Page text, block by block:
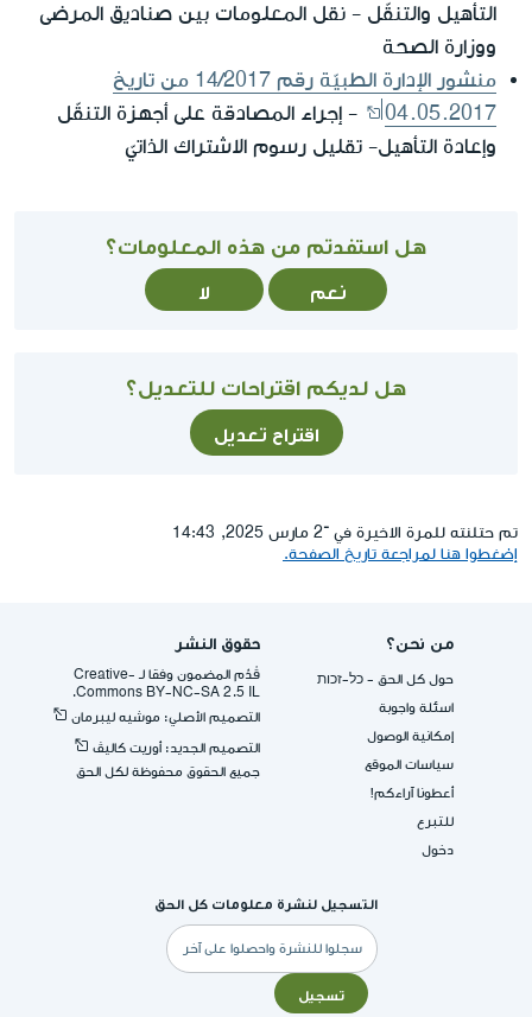
التأهيل والتنقّل - نقل المعلومات بين صناديق المرضى
ووزارة الصحة
منشور الإدارة الطبيّة رقم 14/2017 من تاريخ
04.05.2017
- إجراء المصادقة على أجهزة التنقّل
وإعادة التأهيل- تقليل رسوم الاشتراك الذاتيّ
هل استفدتم من هذه المعلومات؟
نعم لا
هل لديكم اقتراحات للتعديل؟
اقتراح تعديل
تم حتلنته للمرة الاخيرة في ־2 مارس 2025, 14:43
إضغطوا هنا لمراجعة تاريخ الصفحة.
من نحن؟
حول كل الحق - כל-זכות
اسئلة واجوبة
إمكانية الوصول
سياسات الموقع
أعطونا آراءكم!
للتبرع
دخول
حقوق النشر
قُدِّم المضمون وفقا لـ -Creative
Commons BY-NC-SA 2.5 IL.
التصميم الأصلي: موشيه ليبرمان
التصميم الجديد: أوريت كاليڤ
جميع الحقوق محفوظة لكل الحق
التسجيل لنشرة معلومات كل الحق
البريد
الإلكتروني
تسجيل